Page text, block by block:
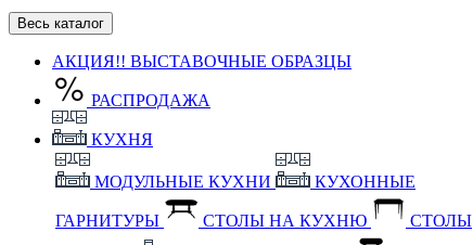
Весь каталог
АКЦИЯ!! ВЫСТАВОЧНЫЕ ОБРАЗЦЫ
РАСПРОДАЖА
КУХНЯ
МОДУЛЬНЫЕ КУХНИ КУХОННЫЕ
ГАРНИТУРЫ СТОЛЫ НА КУХНЮ СТОЛЫ